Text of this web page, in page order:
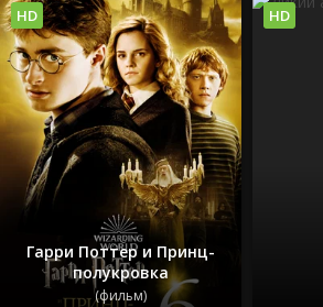
Гарри Поттер и Принц-
полукровка
(фильм)
HD HD